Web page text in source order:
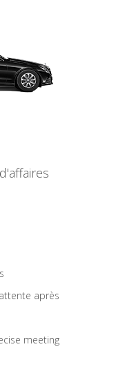
après
meeting